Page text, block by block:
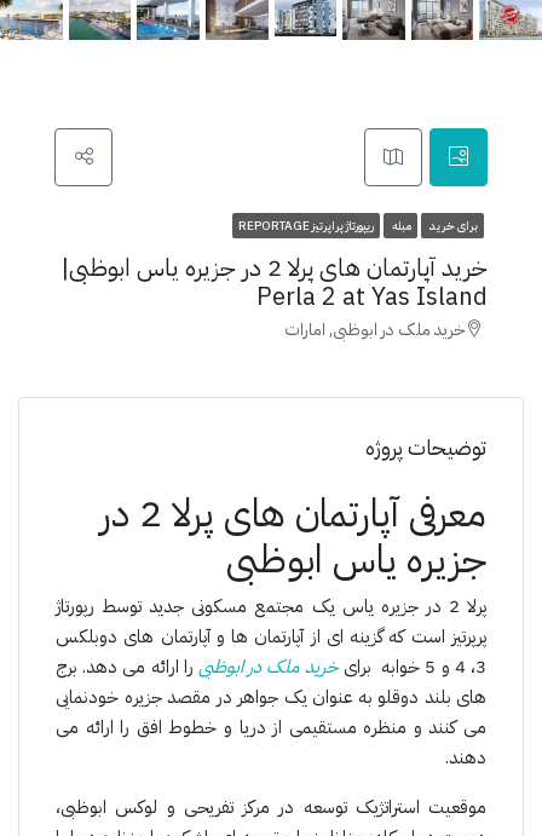
برای خرید مبله ریپورتاژ پراپرتیز REPORTAGE
خرید آپارتمان های پرلا 2 در جزیره یاس ابوظبی|
Perla 2 at Yas Island
خرید ملک در ابوظبی, امارات
توضیحات پروژه
معرفی آپارتمان های پرلا 2 در
جزیره یاس ابوظبی
پرلا 2 در جزیره یاس یک مجتمع مسکونی جدید توسط رپورتاژ
پرپرتیز است که گزینه ای از آپارتمان ها و آپارتمان های دوبلکس
3، 4 و 5 خوابه برای
خرید ملک در ابوظبی را ارائه می دهد. برج
های بلند دوقلو به عنوان یک جواهر در مقصد جزیره خودنمایی
می کنند و منظره مستقیمی از دریا و خطوط افق را ارائه می
دهند.
موقعیت استراتژیک توسعه در مرکز تفریحی و لوکس ابوظبی،